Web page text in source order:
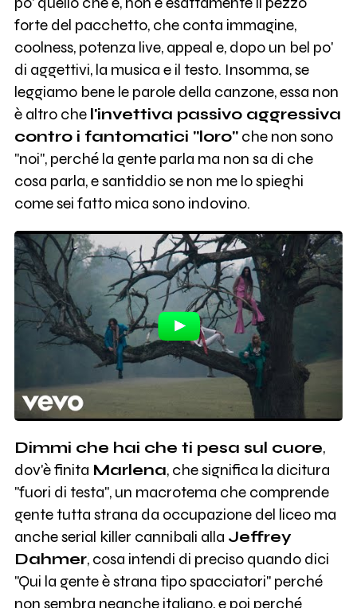
forte del pacchetto, che conta immagine,
coolness, potenza live, appeal e, dopo un bel po'
di aggettivi, la musica e il testo. Insomma, se
leggiamo bene le parole della canzone, essa non
è altro che l'invettiva passivo aggressiva
contro i fantomatici "loro"che non sono
"noi", perché la gente parla ma non sa di che
cosa parla, e santiddio se non me lo spieghi
come sei fatto mica sono indovino.
Dimmi che hai che ti pesa sul cuore,
dov'è finita Marlena, che significa la dicitura
"fuori di testa", un macrotema che comprende
gente tutta strana da occupazione del liceo ma
anche serial killer cannibali alla Jeffrey
Dahmer, cosa intendi di preciso quando dici
"Qui la gente è strana tipo spacciatori" perché
non sembra neanche italiano, e poi perché